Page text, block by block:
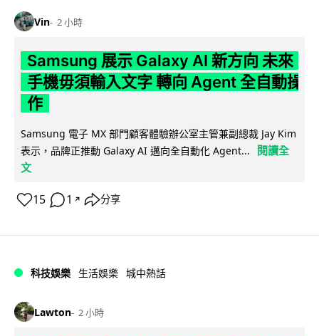
Vin 2 小時
Samsung 展示 Galaxy AI 新方向 未來
手機毋須輸入文字 轉向 Agent 全自動操
作
Samsung 電子 MX 部門顧客體驗辦公室主管兼副總裁 Jay Kim
表示，品牌正推動 Galaxy AI 邁向全自動化 Agent...
閱讀全
文
15 1 ↗ 分享
科技娛樂 生活娛樂 城中熱話
Lawton 2 小時